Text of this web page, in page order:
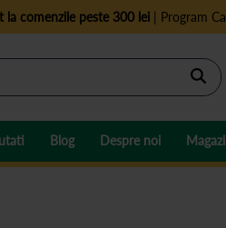
la comenzile peste 300 lei| Program
Blog Despre noi